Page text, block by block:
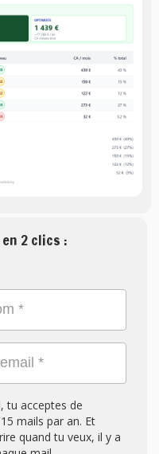
2 clics :
tu acceptes de
mails par an. Et
quand tu veux, il y a